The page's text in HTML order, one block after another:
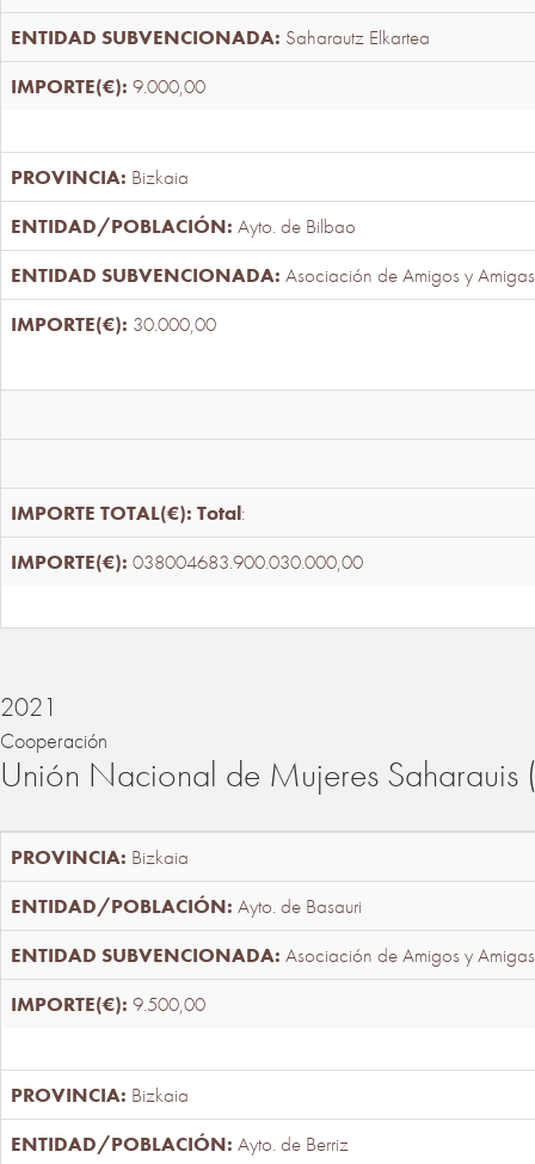
Saharautz Elkartea
9.000,00
Bizkaia
Ayto. de Bilbao
Asociación de Amigos y
30.000,00
Total:
038004683.900.030.000,00
2021
Cooperación
Unión Nacional de Mujeres
Bizkaia
Ayto. de Basauri
Asociación de Amigos y
9.500,00
Bizkaia
Ayto. de Berriz